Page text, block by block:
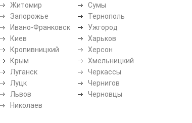
Житомир
Запорожье
Ивано-Франковск
Киев
Кропивницкий
Крым
Луганск
Луцк
Львов
Николаев
Сумы
Тернополь
Ужгород
Харьков
Херсон
Хмельницкий
Черкассы
Чернигов
Черновцы